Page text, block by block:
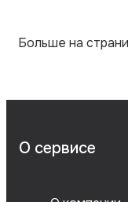
Больше на
О сервисе